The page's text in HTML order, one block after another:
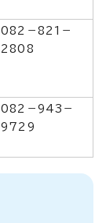
082－821－
2808
082－943－
9729